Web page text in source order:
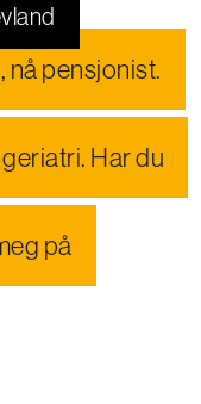
nå pensjonist.
Har du
på